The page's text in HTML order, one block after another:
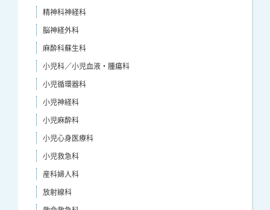
精神科神経科
脳神経外科
麻酔科蘇生科
小児科／小児血液・腫瘍科
小児循環器科
小児神経科
小児麻酔科
小児心身医療科
小児救急科
産科婦人科
放射線科